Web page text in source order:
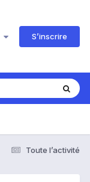
S’inscrire
Toute l’activité